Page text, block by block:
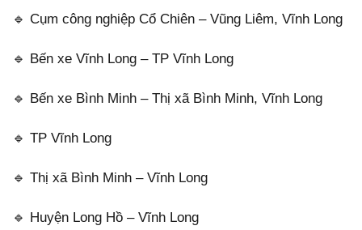
🔹 Cụm công nghiệp Cổ Chiên – Vũng Liêm, Vĩnh Long
🔹 Bến xe Vĩnh Long – TP Vĩnh Long
🔹 Bến xe Bình Minh – Thị xã Bình Minh, Vĩnh Long
🔹 TP Vĩnh Long
🔹 Thị xã Bình Minh – Vĩnh Long
🔹 Huyện Long Hồ – Vĩnh Long